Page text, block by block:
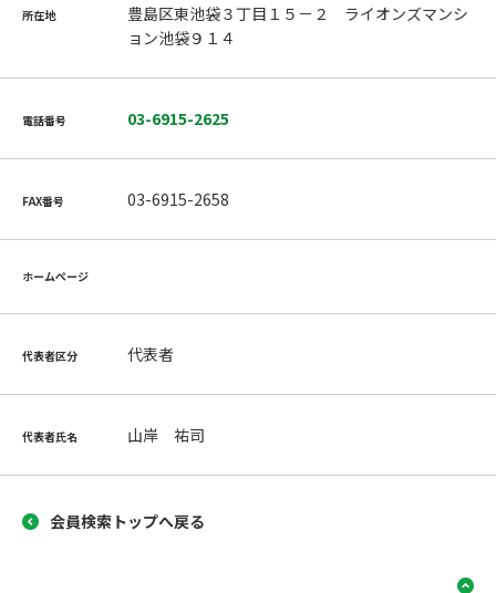
所在地
豊島区東池袋３丁目１５－２ ライオンズマンシ
ョン池袋９１４
電話番号 03-6915-2625
FAX番号 03-6915-2658
ホームページ
代表者区分 代表者
代表者氏名 山岸 祐司
会員検索トップへ戻る